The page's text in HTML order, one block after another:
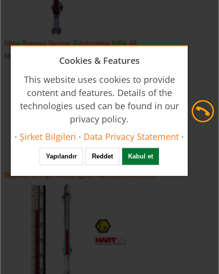
Mini Bypass Seviye Göstergesi NBK-M
Mini Bypass Level Indicator NBK-M
Bypass Seviye Göstergesi NBK-03...NBK-33
Cookies & Features
This website uses cookies to provide
content and features. Details of the
technologies used can be found in our
privacy policy.
· Şirket Bilgileri · Data Privacy Statement ·
Yapılandır Reddet Kabul et